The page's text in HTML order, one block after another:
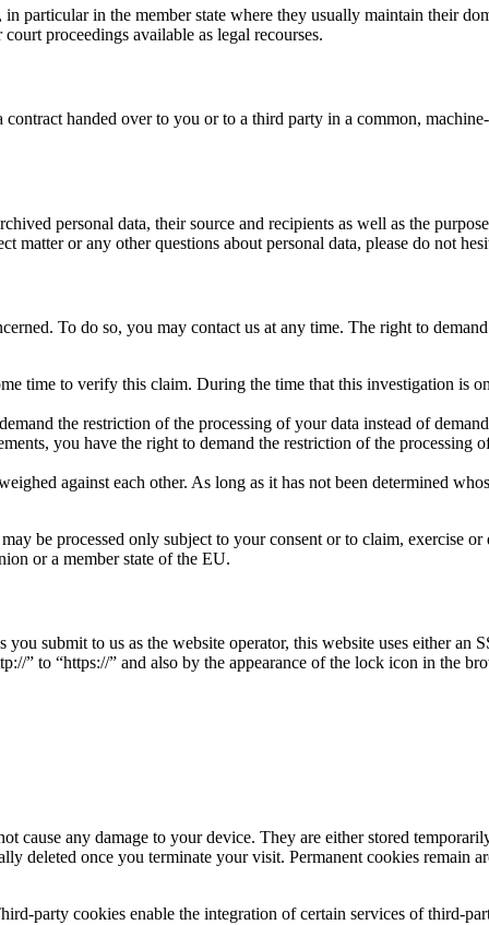
particular in the member state where they usually maintain their
proceedings available as legal recourses.
handed over to you or to a third party in a common,
personal data, their source and recipients as well as the
or any other questions about personal data, please do not
To do so, you may contact us at any time. The right to
time to verify this claim. During the time that this investigation is
the restriction of the processing of your data instead of
you have the right to demand the restriction of the processing
against each other. As long as it has not been determined
be processed only subject to your consent or to claim, exercise
or a member state of the EU.
submit to us as the website operator, this website uses either an
” to “https://” and also by the appearance of the lock icon in the
cause any damage to your device. They are either stored
deleted once you terminate your visit. Permanent cookies remain
party cookies enable the integration of certain services of third-